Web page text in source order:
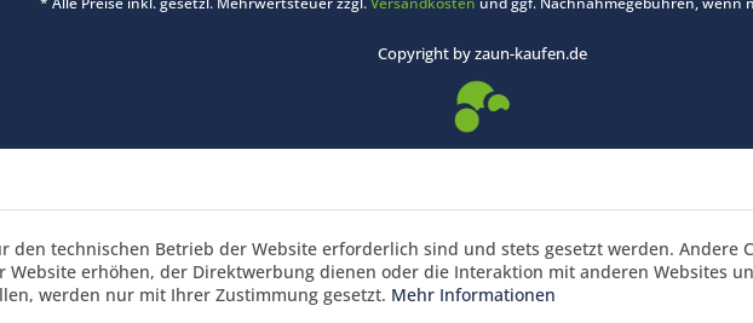
25% / Warenkorbrabatt 3% ab 700 € und 5 % ab 1495 €
Copyright by zaun-kaufen.de
den technischen Betrieb der Website erforderlich sind und stets gesetzt werden. Andere
Website erhöhen, der Direktwerbung dienen oder die Interaktion mit anderen Websites
werden nur mit Ihrer Zustimmung gesetzt. Mehr Informationen